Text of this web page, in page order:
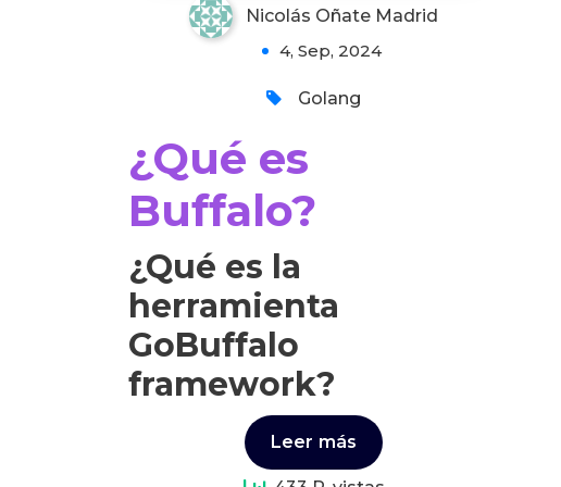
Nicolás Oñate Madrid
4, Sep, 2024
Golang
¿Qué es
Buffalo?
¿Qué es la
herramienta
GoBuffalo
framework?
Leer más